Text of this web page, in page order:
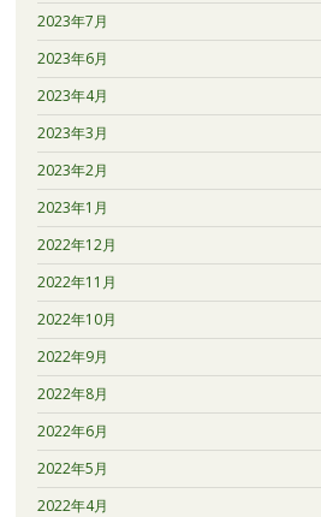
2023年7月
2023年6月
2023年4月
2023年3月
2023年2月
2023年1月
2022年12月
2022年11月
2022年10月
2022年9月
2022年8月
2022年6月
2022年5月
2022年4月